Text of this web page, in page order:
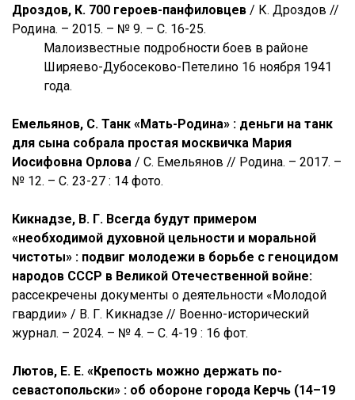
Дроздов, К. 700 героев-панфиловцев / К. Дроздов //
Родина. – 2015. – № 9. – С. 16-25.
Малоизвестные подробности боев в районе
Ширяево-Дубосеково-Петелино 16 ноября 1941
года.
Емельянов, С. Танк «Мать-Родина» : деньги на танк
для сына собрала простая москвичка Мария
Иосифовна Орлова / С. Емельянов // Родина. – 2017. –
№ 12. – С. 23-27 : 14 фото.
Кикнадзе, В. Г. Всегда будут примером
«необходимой духовной цельности и моральной
чистоты» : подвиг молодежи в борьбе с геноцидом
народов СССР в Великой Отечественной войне:
рассекречены документы о деятельности «Молодой
гвардии» / В. Г. Кикнадзе // Военно-исторический
журнал. – 2024. – № 4. – С. 4-19 : 16 фот.
Лютов, Е. Е. «Крепость можно держать по-
севастопольски» : об обороне города Керчь (14–19